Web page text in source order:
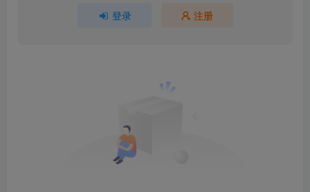
登录 注册